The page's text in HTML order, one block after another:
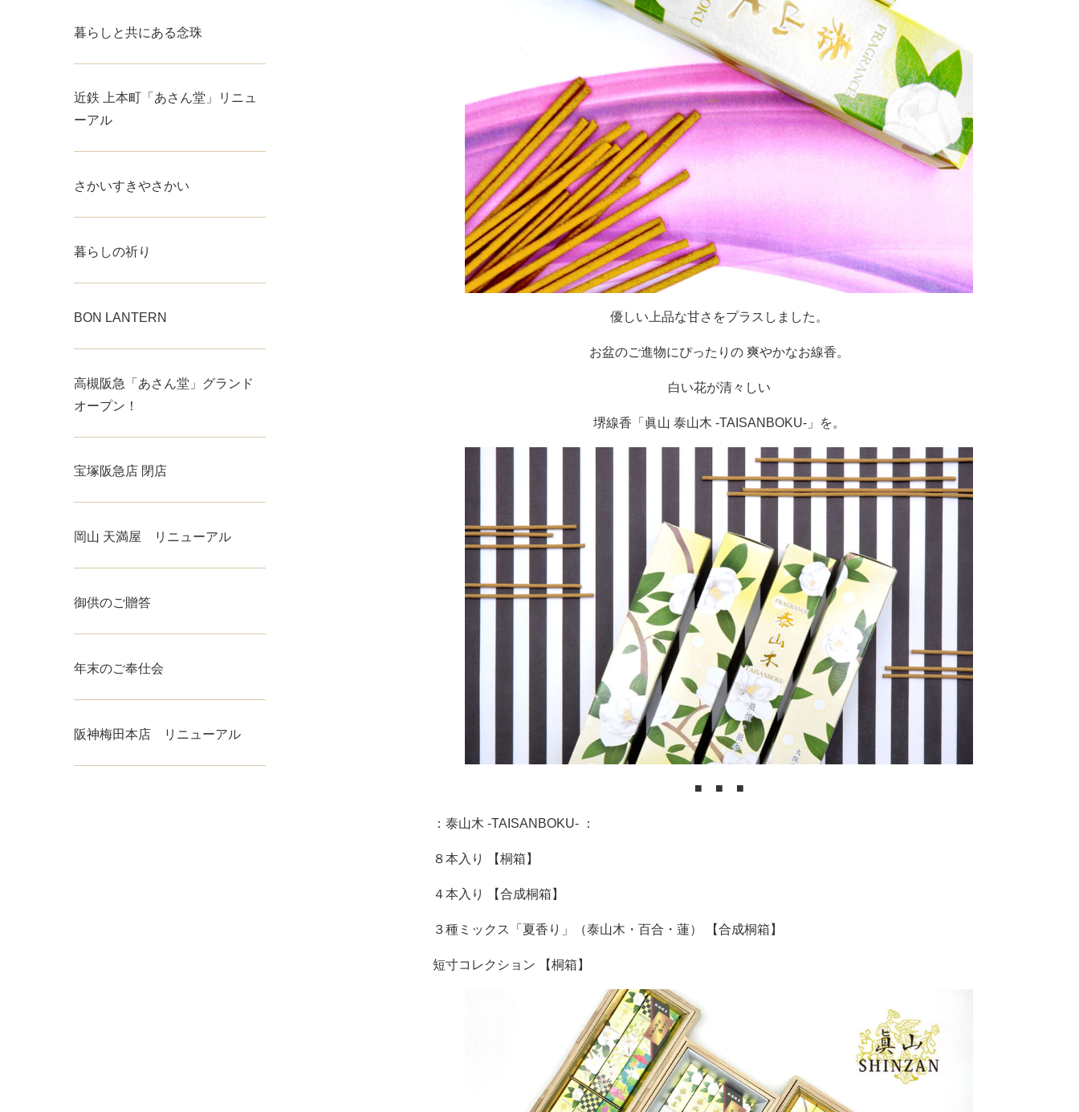
優しい上品な甘さをプラスしました。
お盆のご進物にぴったりの 爽やかなお線香。
白い花が清々しい
堺線香「眞山 泰山木 -TAISANBOKU-」を。
■ ■ ■
：泰山木 -TAISANBOKU- ：
８本入り 【桐箱】
４本入り 【合成桐箱】
３種ミックス「夏香り」（泰山木・百合・蓮） 【合成桐箱】
短寸コレクション 【桐箱】
暮らしと共にある念珠
近鉄 上本町「あさん堂」リニュ
ーアル
さかいすきやさかい
暮らしの祈り
BON LANTERN
高槻阪急「あさん堂」グランド
オープン！
宝塚阪急店 閉店
岡山 天満屋 リニューアル
御供のご贈答
年末のご奉仕会
阪神梅田本店 リニューアル